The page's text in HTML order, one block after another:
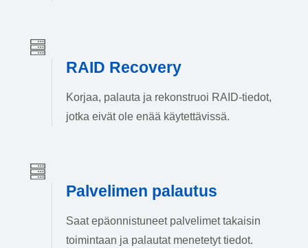
RAID Recovery
Korjaa, palauta ja rekonstruoi RAID-tiedot,
jotka eivät ole enää käytettävissä.
Palvelimen palautus
Saat epäonnistuneet palvelimet takaisin
toimintaan ja palautat menetetyt tiedot.